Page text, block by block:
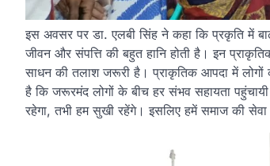
इस अवसर पर डा. एलबी सिंह ने कहा कि प्रकृति
जीवन और संपत्ति की बहुत हानि होती है। इन
साधन की तलाश जरूरी है। प्राकृतिक आपदा में
है कि जरूरमंद लोगों के बीच हर संभव सहायता
रहेगा, तभी हम सुखी रहेंगे। इसलिए हमें समाज की सेवा